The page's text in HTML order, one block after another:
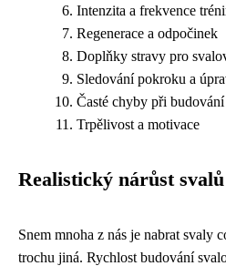
Intenzita a frekvence
Regenerace a odpočinek
Doplňky stravy pro
Sledování pokroku a
Časté chyby při budování
Trpělivost a motivace
Realistický nárůst
Snem mnoha z nás je nabrat svaly
trochu jiná. Rychlost budování